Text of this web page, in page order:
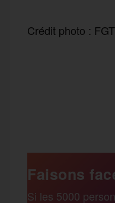
Crédit photo :
r
Faisons
Si les 5000